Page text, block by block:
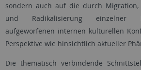
sondern auch auf die durch Migration,
und Radikalisierung einzelner
aufgeworfenen internen kulturellen
Perspektive wie hinsichtlich aktueller
Die thematisch verbindende